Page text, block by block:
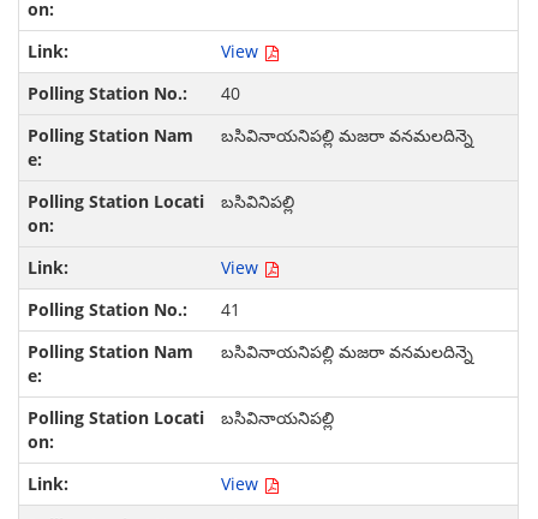
View
40
బసివినాయనిపల్లి మజరా వనమలదిన్నె
బసివినిపల్లి
View
41
బసివినాయనిపల్లి మజరా వనమలదిన్నె
బసివినాయనిపల్లి
View